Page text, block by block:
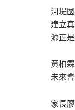
河堤
建立
源正
黃柏
未來
家長